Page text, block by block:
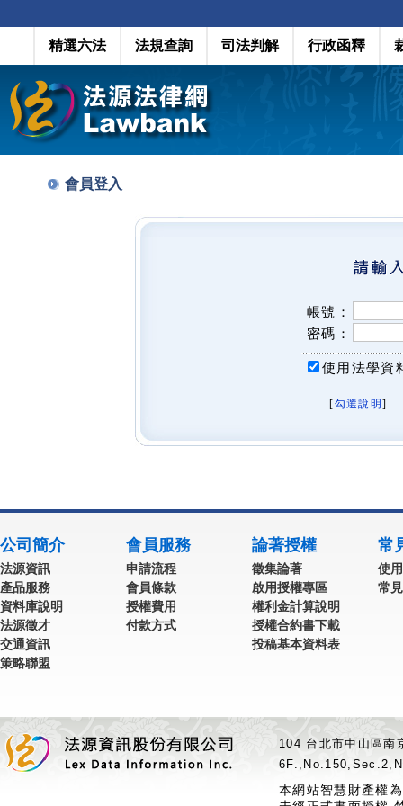
精選六法 法規查詢 司法判解 行政函釋
會員登入
帳號：
密碼：
使用法學資
[勾選說明 ]
公司簡介
法源資訊
產品服務
資料庫說明
法源徵才
交通資訊
策略聯盟
會員服務
申請流程
會員條款
授權費用
付款方式
論著授權
徵集論著
啟用授權專區
權利金計算說明
授權合約書下載
投稿基本資料表
常
使
常
104 台北市中山區
本網站智慧財產權